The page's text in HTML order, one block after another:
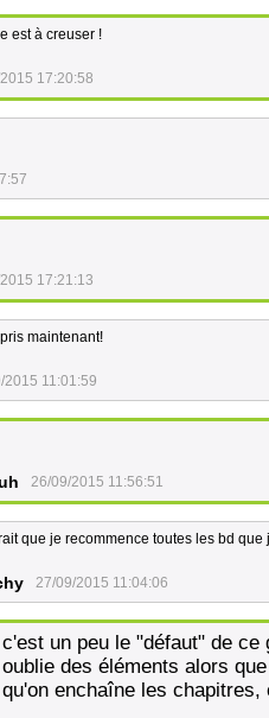
est à creuser !
17:20:58
17:21:13
maintenant!
2015 11:01:59
26/09/2015 11:56:51
que je recommence toutes les bd
27/09/2015 11:04:06
c'est un peu le "défaut" de ce
oublie des éléments alors
qu'on enchaîne les